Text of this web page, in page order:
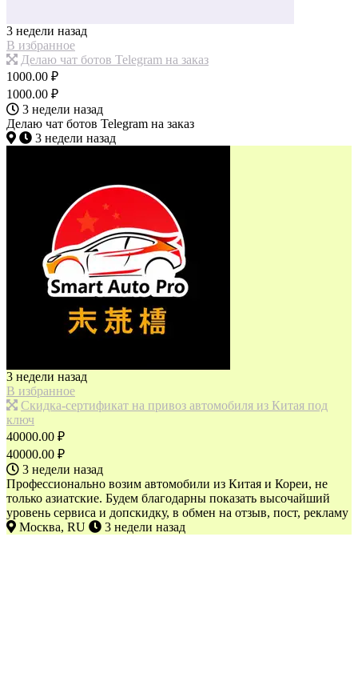
3 недели назад
В избранное
Делаю чат ботов Telegram на заказ
1000.00 ₽
1000.00 ₽
3 недели назад
Делаю чат ботов Telegram на заказ
3 недели назад
3 недели назад
В избранное
Скидка-сертификат на привоз автомобиля из Китая под
ключ
40000.00 ₽
40000.00 ₽
3 недели назад
Профессионально возим автомобили из Китая и Кореи, не
только азиатские. Будем благодарны показать высочайший
уровень сервиса и допскидку, в обмен на отзыв, пост, рекламу
Москва, RU
3 недели назад